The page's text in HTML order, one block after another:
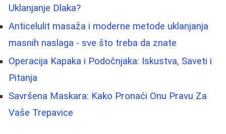
Uklanjanje Dlaka?
Anticelulit masaža i moderne metode uklanjanja
masnih naslaga - sve što treba da znate
Operacija Kapaka i Podočnjaka: Iskustva, Saveti i
Pitanja
Savršena Maskara: Kako Pronaći Onu Pravu Za
Vaše Trepavice